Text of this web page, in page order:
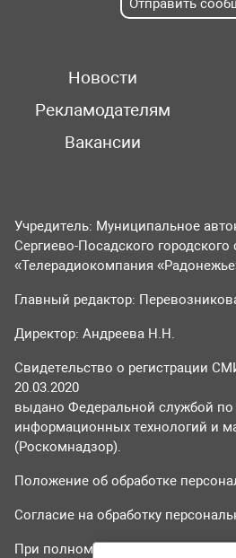
Отправить
Новости
Рекламодателям
Вакансии
Учредитель: Муниципальное
Сергиево-Посадского городского
«Телерадиокомпания
Главный редактор:
Директор: Андреева Н.Н.
Свидетельство о регистрации
20.03.2020
выдано Федеральной службой по
информационных технологий и
(Роскомнадзор).
Положение об обработке
Согласие на обработку
При полном или частичном